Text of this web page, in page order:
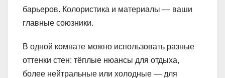
барьеров. Колористика и материалы — ваши
главные союзники.
В одной комнате можно использовать разные
оттенки стен: тёплые нюансы для отдыха,
более нейтральные или холодные — для